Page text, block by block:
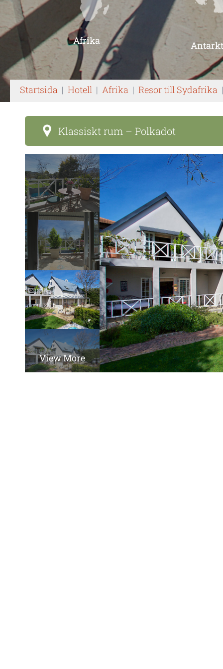
Afrika
Startsida | Hotell | Afrika | Resor till Sydafrika |
Klassiskt rum – Polkadot
View More